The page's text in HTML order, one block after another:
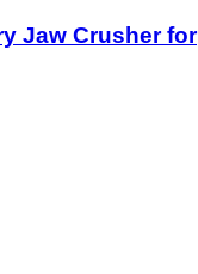
Jaw Crusher for